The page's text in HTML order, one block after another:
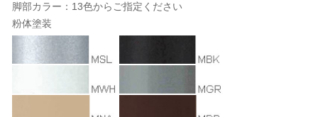
脚部カラー：13色からご指定ください
粉体塗装